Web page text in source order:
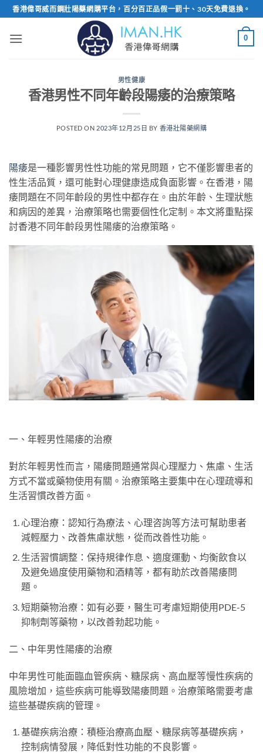
Skip
to
content
香港偉哥威而鋼壯陽藥網購平台，百分百正品假一罰十、30天免費退換。
0
男性健康
香港男性不同年齡段陽痿的治療策略
POSTED ON 2023年12月25日 BY 香港壯陽藥網購
陽痿是一種影響男性性功能的常見問題，它不僅影響患者的
性生活品質，還可能對心理健康造成負面影響。在香港，陽
痿問題在不同年齡段的男性中都存在。由於年齡、生理狀態
和病因的差異，治療策略也需要個性化定制。本文將重點探
討香港不同年齡段男性陽痿的治療策略。
一、年輕男性陽痿的治療
對於年輕男性而言，陽痿問題通常與心理壓力、焦慮、生活
方式不當或藥物使用有關。治療策略主要集中在心理疏導和
生活習慣改善方面。
心理治療：認知行為療法、心理咨詢等方法可幫助患者
減輕壓力、改善焦慮狀態，從而改善性功能。
生活習慣調整：保持規律作息、適度運動、均衡飲食以
及避免過度使用藥物和酒精等，都有助於改善陽痿問
題。
短期藥物治療：如有必要，醫生可考慮短期使用PDE-5
抑制劑等藥物，以改善勃起功能。
二、中年男性陽痿的治療
中年男性可能面臨血管疾病、糖尿病、高血壓等慢性疾病的
風險增加，這些疾病可能導致陽痿問題。治療策略需要考慮
這些基礎疾病的管理。
基礎疾病治療：積極治療高血壓、糖尿病等基礎疾病，
控制病情發展，降低對性功能的不良影響。